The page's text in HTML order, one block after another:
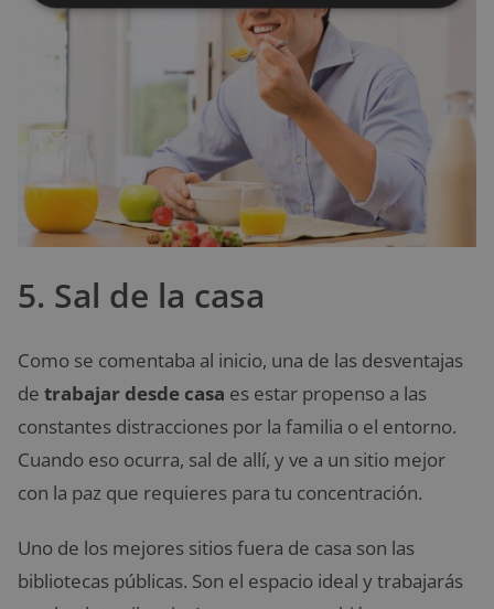
5. Sal de la casa
Como se comentaba al inicio, una de las desventajas
de trabajar desde casa es estar propenso a las
constantes distracciones por la familia o el entorno.
Cuando eso ocurra, sal de allí, y ve a un sitio mejor
con la paz que requieres para tu concentración.
Uno de los mejores sitios fuera de casa son las
bibliotecas públicas. Son el espacio ideal y trabajarás